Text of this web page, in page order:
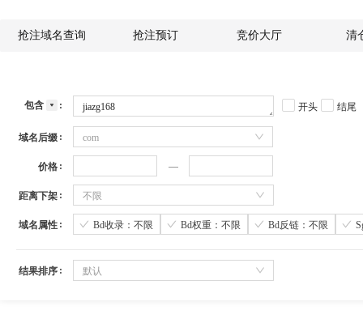
抢注域名查询 抢注预订 竞价大厅 清
包含 开头 结尾
域名后缀 com
价格
距离下架 不限
域名属性 Bd收录：不限 Bd权重：不限 Bd反链：不限
结果排序 默认